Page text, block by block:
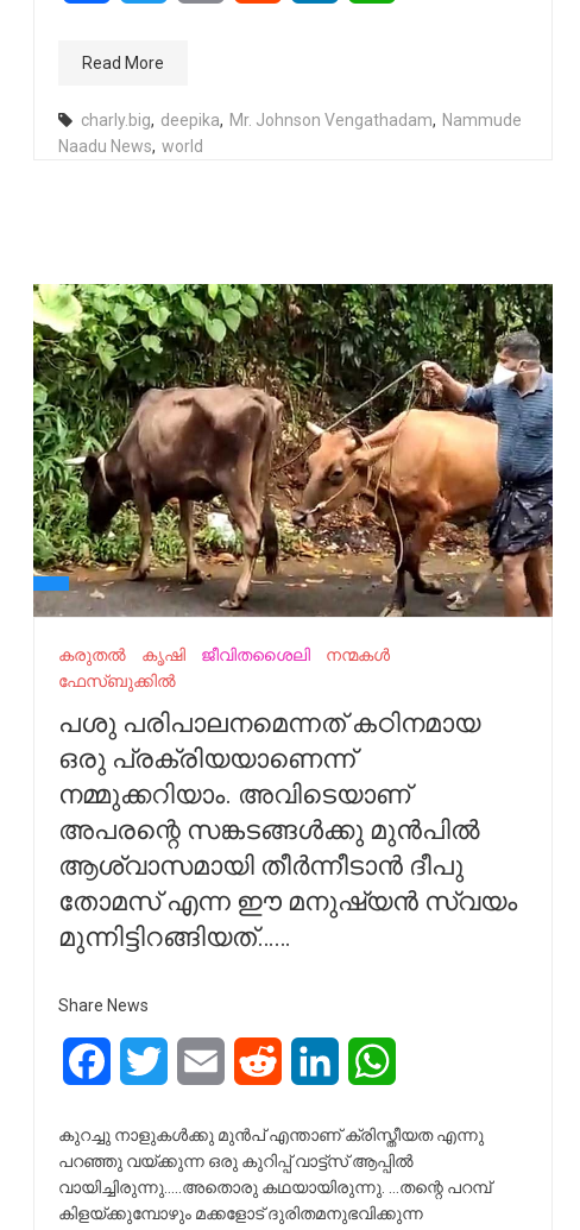
Read More
charly.big, deepika, Mr. Johnson Vengathadam, Nammude
Naadu News, world
കരുതൽ കൃഷി ജീവിതശൈലി
നന്മകൾ
ഫേസ്ബുക്കിൽ
പശു പരിപാലനമെന്നത് കഠിനമായ
ഒരു പ്രക്രിയയാണെന്ന്
നമ്മുക്കറിയാം. അവിടെയാണ്
അപരന്റെ സങ്കടങ്ങൾക്കു മുൻപിൽ
ആശ്വാസമായി തീർന്നീടാൻ ദീപു
തോമസ് എന്ന ഈ മനുഷ്യൻ സ്വയം
മുന്നിട്ടിറങ്ങിയത്……
Share News
FacebookTwitter Email Reddit LinkedIn
കുറച്ചു നാളുകൾക്കു മുൻപ് എന്താണ് ക്രിസ്തീയത എന്നു
പറഞ്ഞു വയ്ക്കുന്ന ഒരു കുറിപ്പ് വാട്ട്സ് ആപ്പിൽ
വായിച്ചിരുന്നു…..അതൊരു കഥയായിരുന്നു. …തന്റെ പറമ്പ്
കിളയ്ക്കുമ്പോഴും മക്കളോട് ദുരിതമനുഭവിക്കുന്ന